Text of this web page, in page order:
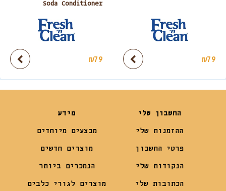
₪79
Soda Conditioner
₪79
החשבון שלי
ההזמנות שלי
פרטי החשבון
הנקודות שלי
הכתובות שלי
מידע
מבצעים מיוחדים
מוצרים חדשים
הנמכרים ביותר
מוצרים לגורי כלבים